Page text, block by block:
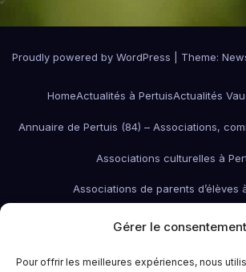
Gérer le consentement
Pour offrir les meilleures expériences, nous
Proudly powered by WordPress Theme:
HomeActualités à PertuisActualités
Annuaire de Pertuis (84) – Associations,
Associations culturelles à
Associations de parents d’élèves
Associations de quartier à